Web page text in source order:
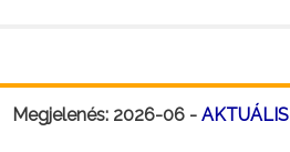
Megjelenés: 2026-06 -AKTUÁLIS